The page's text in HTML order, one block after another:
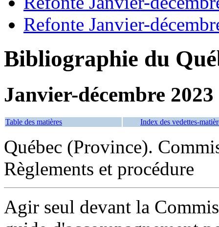
Refonte Janvier-
Bibliographie du
Janvier-décembre 2023
Table des matières Index des vedettes-
Québec (Province).
Règlements et procédure
Agir seul devant la